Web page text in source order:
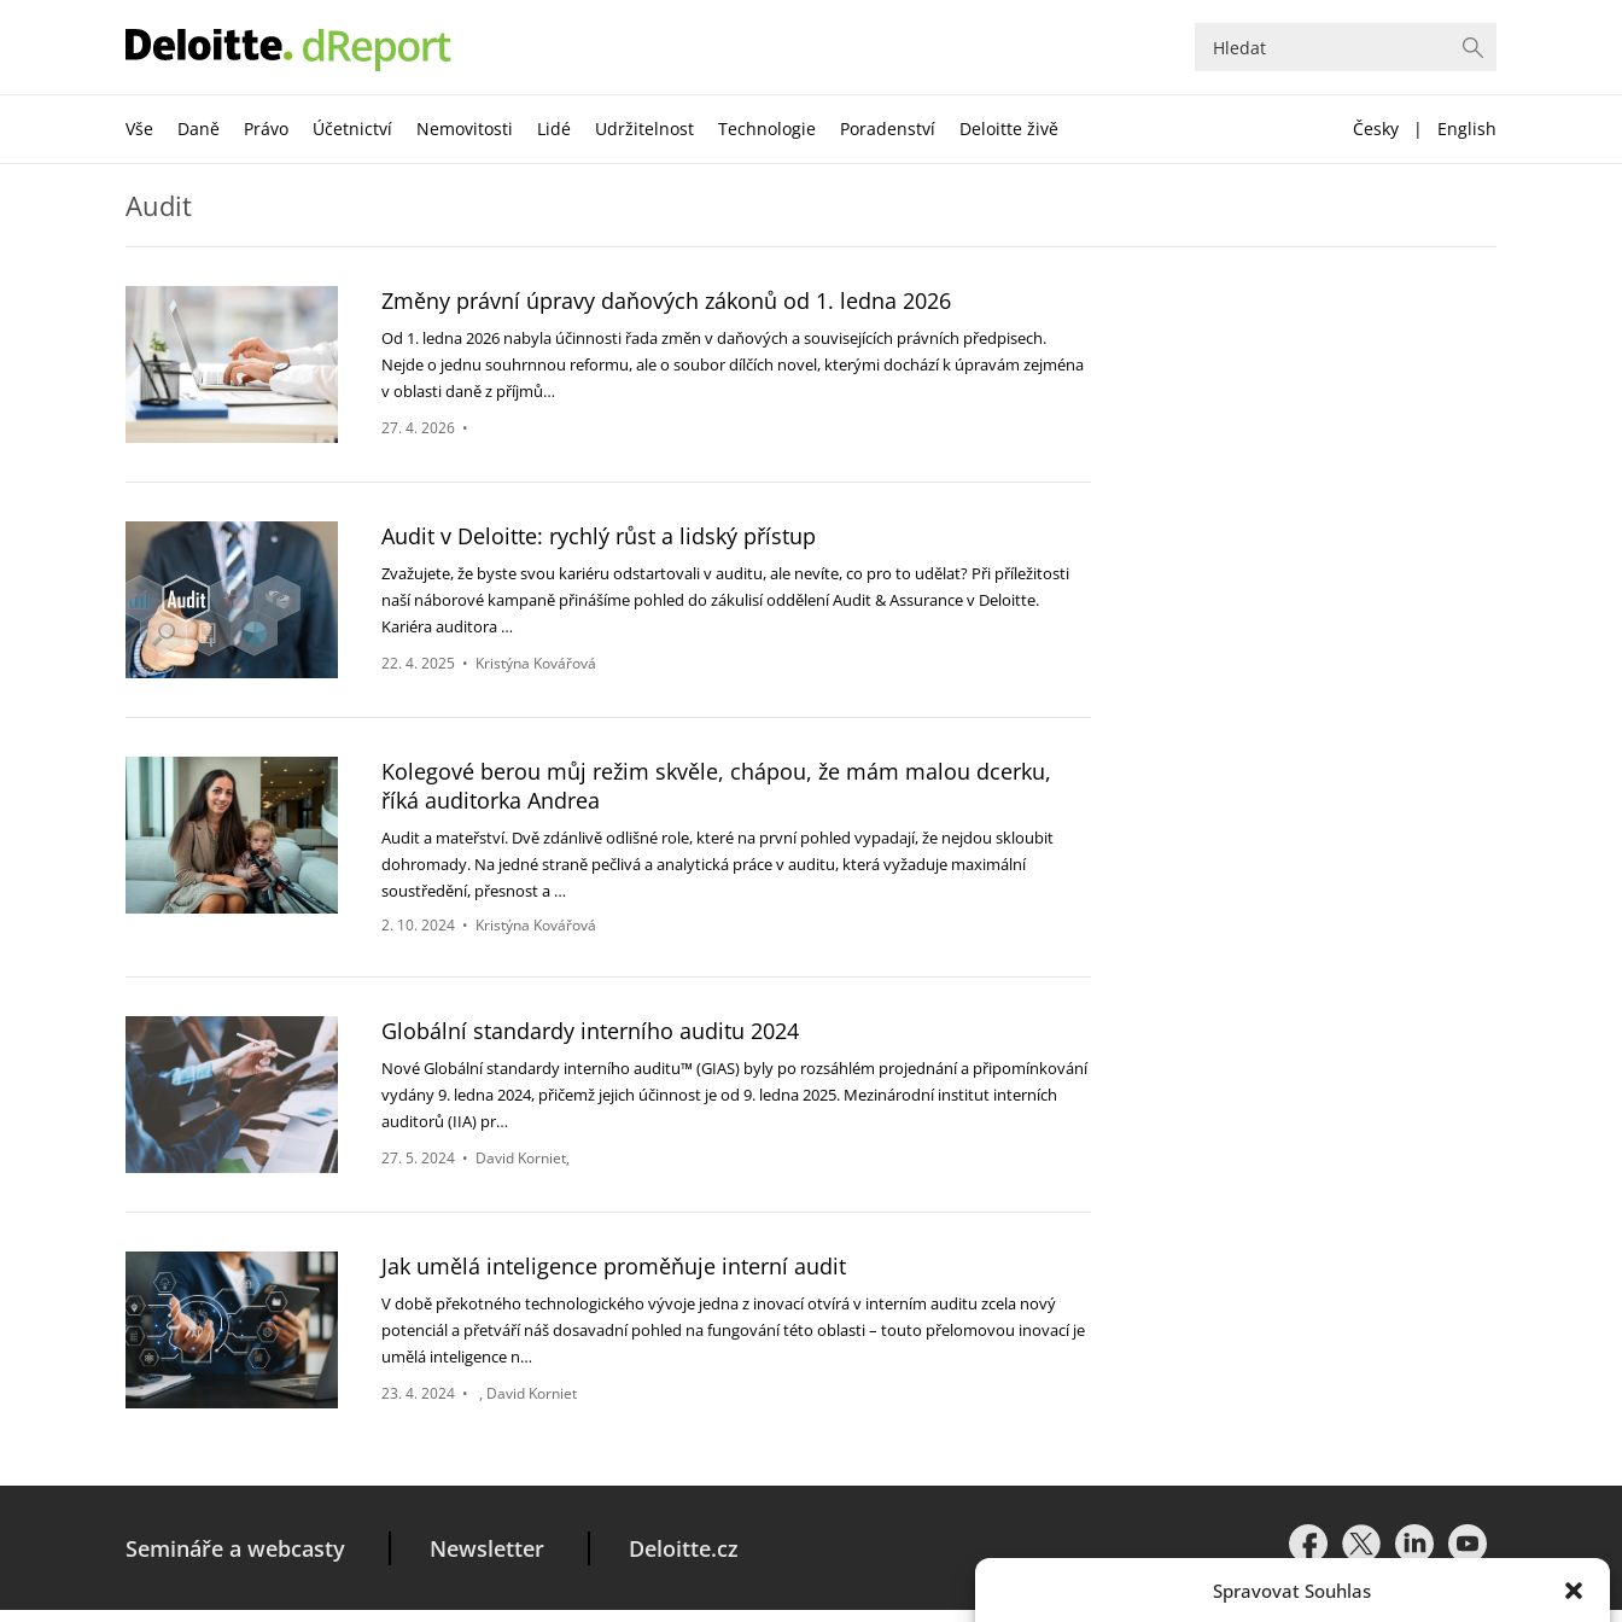
Spravovat Souhlas
Vše Daně Právo Účetnictví Nemovitosti Lidé Udržitelnost Technologie Poradenství Deloitte živě Česky | English
Audit
Změny právní úpravy daňových zákonů od 1. ledna 2026
Od 1. ledna 2026 nabyla účinnosti řada změn v daňových a souvisejících právních předpisech.
Nejde o jednu souhrnnou reformu, ale o soubor dílčích novel, kterými dochází k úpravám zejména
v oblasti daně z příjmů…
27. 4. 2026 •
Audit v Deloitte: rychlý růst a lidský přístup
Zvažujete, že byste svou kariéru odstartovali v auditu, ale nevíte, co pro to udělat? Při příležitosti
naší náborové kampaně přinášíme pohled do zákulisí oddělení Audit & Assurance v Deloitte.
Kariéra auditora …
22. 4. 2025 • Kristýna Kovářová
Kolegové berou můj režim skvěle, chápou, že mám malou dcerku,
říká auditorka Andrea
Audit a mateřství. Dvě zdánlivě odlišné role, které na první pohled vypadají, že nejdou skloubit
dohromady. Na jedné straně pečlivá a analytická práce v auditu, která vyžaduje maximální
soustředění, přesnost a …
2. 10. 2024 • Kristýna Kovářová
Globální standardy interního auditu 2024
Nové Globální standardy interního auditu™ (GIAS) byly po rozsáhlém projednání a připomínkování
vydány 9. ledna 2024, přičemž jejich účinnost je od 9. ledna 2025. Mezinárodní institut interních
auditorů (IIA) pr…
27. 5. 2024 • David Korniet
Jak umělá inteligence proměňuje interní audit
V době překotného technologického vývoje jedna z inovací otvírá v interním auditu zcela nový
potenciál a přetváří náš dosavadní pohled na fungování této oblasti – touto přelomovou inovací je
umělá inteligence n…
23. 4. 2024 • David Korniet
Semináře a webcasty Newsletter Deloitte.cz